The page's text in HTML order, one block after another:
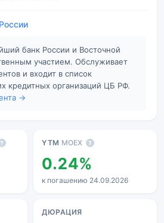
банк России и Восточной
участием. Обслуживает
и входит в список
кредитных организаций ЦБ РФ.
→
? YTM MOEX ?
0.24%
к погашению 24.09.2026
ДЮРАЦИЯ